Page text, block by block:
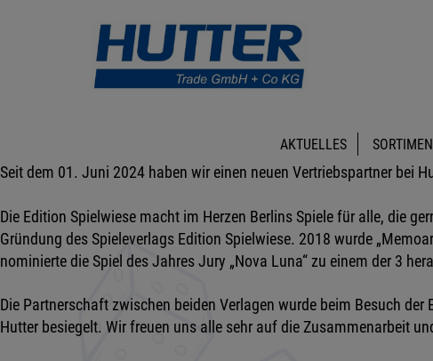
AKTUELLES
Seit dem 01. Juni 2024 haben wir einen neuen Vertriebspartner bei
Die Edition Spielwiese macht im Herzen Berlins Spiele für alle, die
Gründung des Spieleverlags Edition Spielwiese. 2018 wurde
nominierte die Spiel des Jahres Jury „Nova Luna“ zu einem der 3
Die Partnerschaft zwischen beiden Verlagen wurde beim Besuch
Hutter besiegelt. Wir freuen uns alle sehr auf die Zusammenarbeit